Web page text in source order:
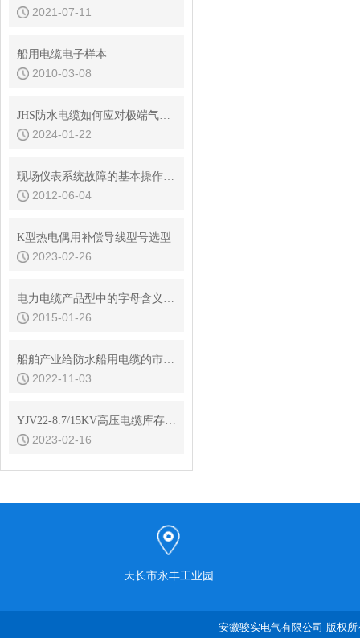
2021-07-11
船用电缆电子样本
2010-03-08
JHS防水电缆如何应对极端气候条件下的工作？
2024-01-22
现场仪表系统故障的基本操作步骤
2012-06-04
K型热电偶用补偿导线型号选型
2023-02-26
电力电缆产品型中的字母含义说明
2015-01-26
船舶产业给防水船用电缆的市场带来巨大的商机
2022-11-03
YJV22-8.7/15KV高压电缆库存数量更新2022年11月15日
2023-02-16
天长市永丰工业园
安徽骏实电气有限公司 版权